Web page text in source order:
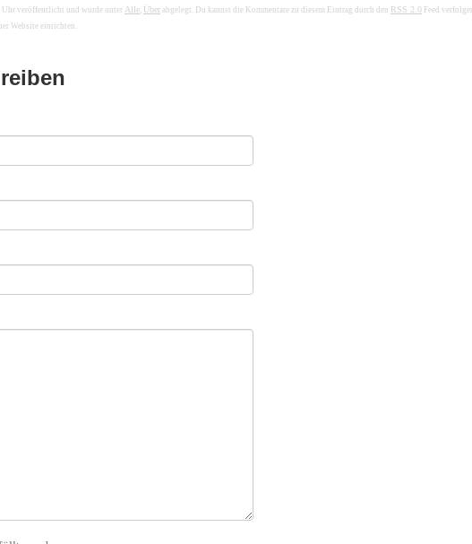
Uhr veröffentlicht und wurde unter Alle Über abgelegt. Du kannst die Kommentare zu diesem Eintrag durch den RSS 2.0 Feed
Website einrichten.